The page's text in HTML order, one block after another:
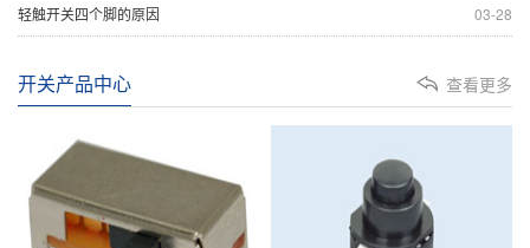
03-28
轻触开关四个脚的原因
查看更多
开关产品中心